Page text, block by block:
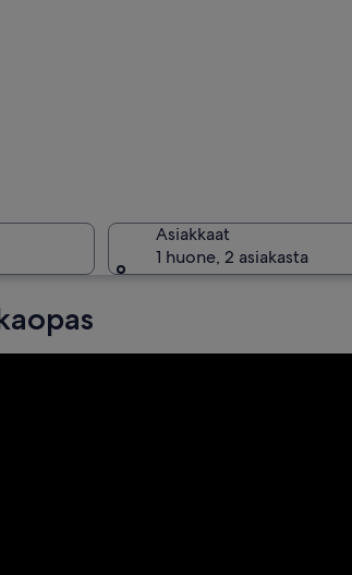
Asiakkaat
1 huone, 2 asiakasta